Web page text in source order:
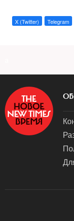
X (Twitter) Telegram